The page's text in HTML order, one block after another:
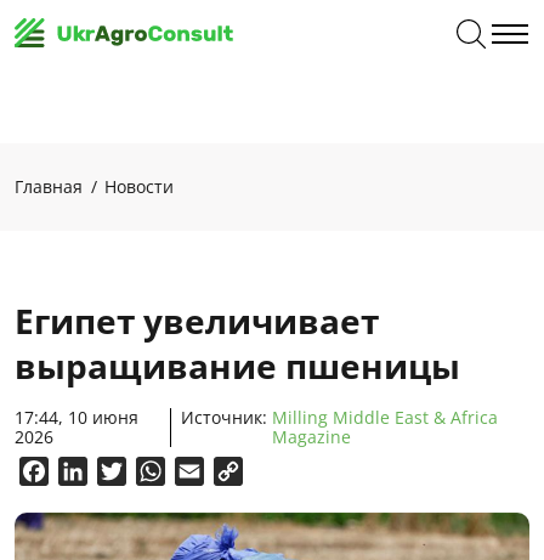
Главная Новости
Египет увеличивает
выращивание пшеницы
17:44, 10 июня
2026
Источник: Milling Middle East & Africa
Magazine
FacebookLinkedInTwitterWhatsApp
Email